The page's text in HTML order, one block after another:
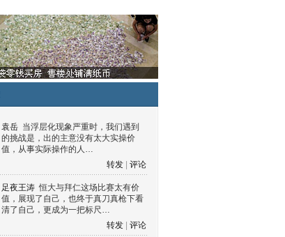
袁岳 当浮层化现象严重时，我们遇到
的挑战是，出的主意没有太大实操价
值，从事实际操作的人…
转发
评论
足夜王涛 恒大与拜仁这场比赛太有价
值，展现了自己，也终于真刀真枪下看
清了自己，更成为一把标尺…
转发
评论